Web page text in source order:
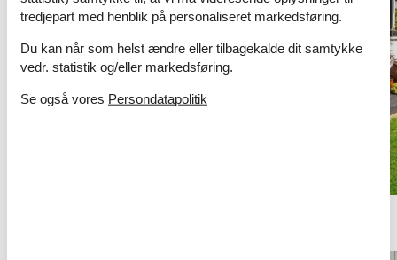
tredjepart med henblik på personaliseret markedsføring.
Du kan når som helst ændre eller tilbagekalde dit samtykke
vedr. statistik og/eller markedsføring.
Se også vores Persondatapolitik